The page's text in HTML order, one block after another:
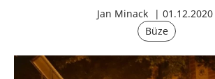
Jan Minack
01.12.2020
Büze